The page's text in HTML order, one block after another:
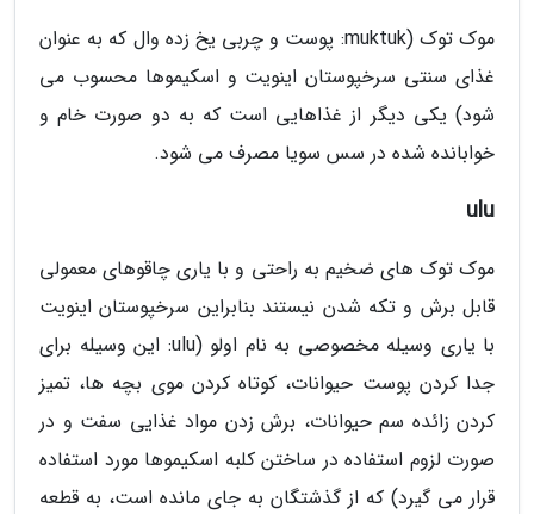
موک توک (muktuk: پوست و چربی یخ زده وال که به عنوان
غذای سنتی سرخپوستان اینویت و اسکیموها محسوب می
شود) یکی دیگر از غذاهایی است که به دو صورت خام و
خوابانده شده در سس سویا مصرف می شود.
ulu
موک توک های ضخیم به راحتی و با یاری چاقوهای معمولی
قابل برش و تکه شدن نیستند بنابراین سرخپوستان اینویت
با یاری وسیله مخصوصی به نام اولو (ulu: این وسیله برای
جدا کردن پوست حیوانات، کوتاه کردن موی بچه ها، تمیز
کردن زائده سم حیوانات، برش زدن مواد غذایی سفت و در
صورت لزوم استفاده در ساختن کلبه اسکیموها مورد استفاده
قرار می گیرد) که از گذشتگان به جای مانده است، به قطعه